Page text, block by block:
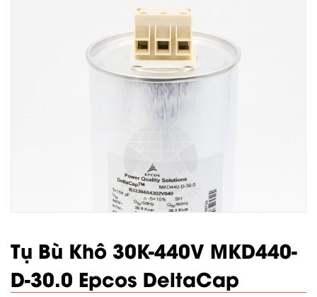
Tụ Bù Khô 30K-440V MKD440-
D-30.0 Epcos DeltaCap